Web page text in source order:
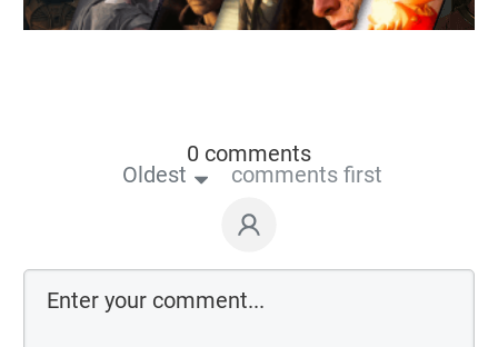
0 comments
Oldest comments first